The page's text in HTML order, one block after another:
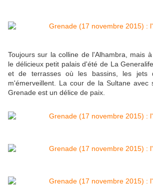
Toujours sur la colline de l'Alhambra, mais
le délicieux petit palais d'été de La
et de terrasses où les bassins, les jets
m'émerveillent. La cour de la Sultane avec
Grenade est un délice de paix.